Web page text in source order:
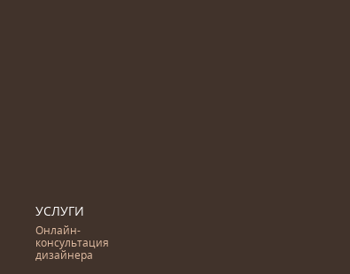
УСЛУГИ
Онлайн-
консультация
дизайнера